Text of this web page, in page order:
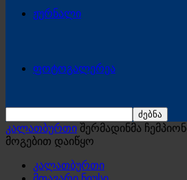
ჟურნალი
ფოტოგალერეა
კალათბურთი შერმადინმა
მოგებით დაიწყო
კალათბურთი